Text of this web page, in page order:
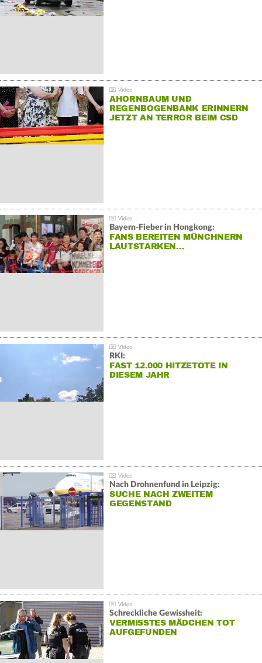
AHORNBAUM UND
REGENBOGENBANK ERINNERN
JETZT AN TERROR BEIM CSD
Bayern-Fieber in Hongkong:
FANS BEREITEN MÜNCHNERN
LAUTSTARKEN…
RKI:
FAST 12.000 HITZETOTE IN
DIESEM JAHR
Nach Drohnenfund in Leipzig:
SUCHE NACH ZWEITEM
GEGENSTAND
Schreckliche Gewissheit:
VERMISSTES MÄDCHEN TOT
AUFGEFUNDEN